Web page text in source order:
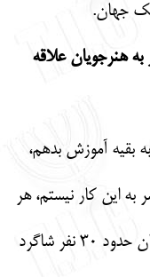
يك جهان.
به هنرجويان علاقه
بقيه آموزش بدهم،
اين كار نيستم، هر
چند در حال حاضر در شهر مشهد و اصفهان حدود 30 نفر شاگرد